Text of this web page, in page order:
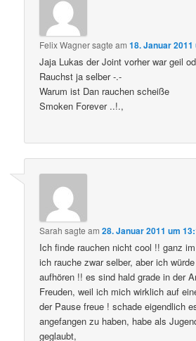
Felix Wagnersagte am18. Januar
Jaja Lukas der Joint vorher war geil
Rauchst ja selber -.-
Warum ist Dan rauchen scheiße
Smoken Forever ..!.,
Sarah sagte am28. Januar 2011 um
Ich finde rauchen nicht cool !! ganz
ich rauche zwar selber, aber ich
aufhören !! es sind hald grade in der
Freuden, weil ich mich wirklich auf
der Pause freue ! schade eigendlich
angefangen zu haben, habe als
geglaubt,